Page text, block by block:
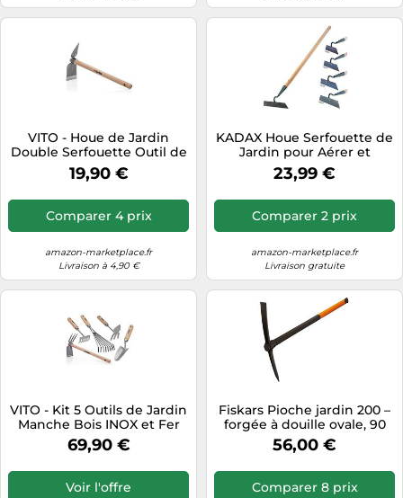
VITO - Houe de Jardin
Double Serfouette Outil de
Jardin Manche Bois INOX et
Fer forgé à la Main Haute
19,90 €
Comparer 4 prix
amazon-marketplace.fr
Livraison à 4,90 €
KADAX Houe Serfouette de
Jardin pour Aérer et
Désherber Le Sol pour
Jardin Feuille en Métal
Herbeuse pour Enlever les
mauvaises herbes
Travail 18cm, avec
23,99 €
Comparer 2 prix
amazon-marketplace.fr
Livraison gratuite
VITO - Kit 5 Outils de Jardin
Manche Bois INOX et Fer
forgés à la Main Haute
qualité
69,90 €
Voir l'offre
Fiskars Pioche jardin 200 –
forgée à douille ovale, 90
cm, tête acier carbone,
manche fibre de verre
56,00 €
Comparer 8 prix